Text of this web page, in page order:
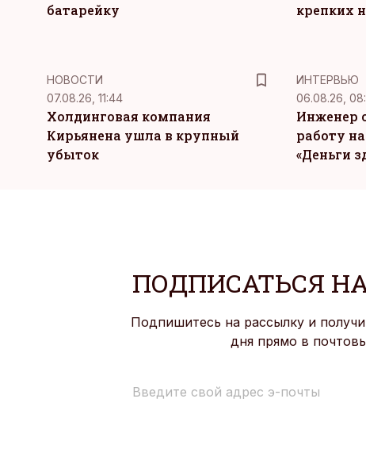
батарейку
крепких
НОВОСТИ
07.08.26, 11:44
Холдинговая компания
Кирьянена ушла в крупный
убыток
ИНТЕРВЬЮ
06.08.26,
Инженер
работу
«Деньги
ПОДПИСАТЬСЯ
Подпишитесь на рассылку и
дня прямо в